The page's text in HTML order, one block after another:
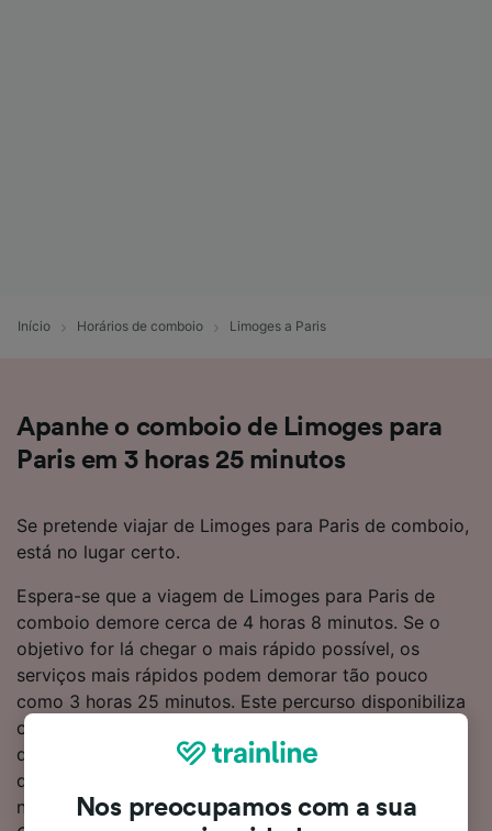
Início Horários de comboio Limoges a Paris
Apanhe o comboio de Limoges para
Paris em 3 horas 25 minutos
Se pretende viajar de Limoges para Paris de comboio,
está no lugar certo.
Espera-se que a viagem de Limoges para Paris de
comboio demore cerca de 4 horas 8 minutos. Se o
objetivo for lá chegar o mais rápido possível, os
serviços mais rápidos podem demorar tão pouco
como 3 horas 25 minutos. Este percurso disponibiliza
cerca de 13 comboios por dia, que percorrem a
distância de 345 km. Quando estiver a bordo de um
dos comboios, pode sentar-se e relaxar, sendo que
não precisará de fazer mudanças a caminho de Paris.
Nos preocupamos com a sua